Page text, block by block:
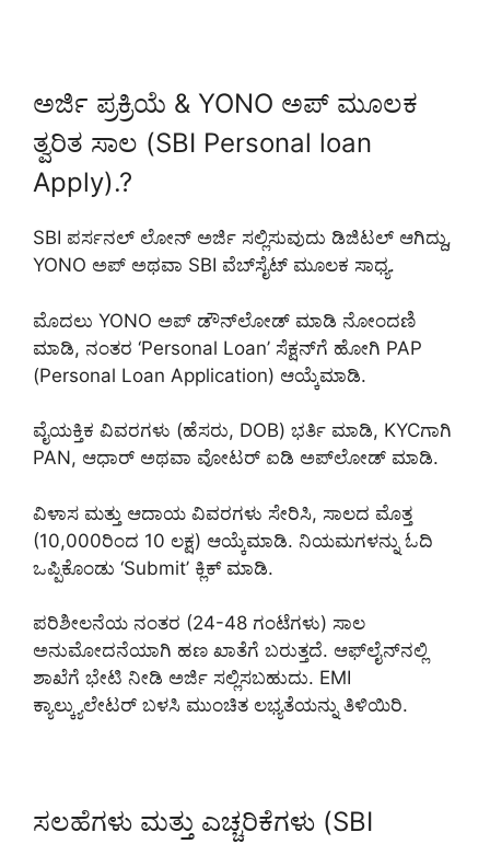
ಅರ್ಜಿ ಪ್ರಕ್ರಿಯೆ & YONO ಅಪ್ ಮೂಲಕ
ತ್ವರಿತ ಸಾಲ (SBI Personal loan
Apply).?
SBI ಪರ್ಸನಲ್ ಲೋನ್ ಅರ್ಜಿ ಸಲ್ಲಿಸುವುದು ಡಿಜಿಟಲ್ ಆಗಿದ್ದು,
YONO ಅಪ್ ಅಥವಾ SBI ವೆಬ್‌ಸೈಟ್ ಮೂಲಕ ಸಾಧ್ಯ.
ಮೊದಲು YONO ಅಪ್ ಡೌನ್‌ಲೋಡ್ ಮಾಡಿ ನೋಂದಣಿ
ಮಾಡಿ, ನಂತರ ‘Personal Loan’ ಸೆಕ್ಷನ್‌ಗೆ ಹೋಗಿ PAP
(Personal Loan Application) ಆಯ್ಕೆಮಾಡಿ.
ವೈಯಕ್ತಿಕ ವಿವರಗಳು (ಹೆಸರು, DOB) ಭರ್ತಿ ಮಾಡಿ, KYCಗಾಗಿ
PAN, ಆಧಾರ್ ಅಥವಾ ವೋಟರ್ ಐಡಿ ಅಪ್‌ಲೋಡ್ ಮಾಡಿ.
ವಿಳಾಸ ಮತ್ತು ಆದಾಯ ವಿವರಗಳು ಸೇರಿಸಿ, ಸಾಲದ ಮೊತ್ತ
(10,000ರಿಂದ 10 ಲಕ್ಷ) ಆಯ್ಕೆಮಾಡಿ. ನಿಯಮಗಳನ್ನು ಓದಿ
ಒಪ್ಪಿಕೊಂಡು ‘Submit’ ಕ್ಲಿಕ್ ಮಾಡಿ.
ಪರಿಶೀಲನೆಯ ನಂತರ (24-48 ಗಂಟೆಗಳು) ಸಾಲ
ಅನುಮೋದನೆಯಾಗಿ ಹಣ ಖಾತೆಗೆ ಬರುತ್ತದೆ. ಆಫ್‌ಲೈನ್‌ನಲ್ಲಿ
ಶಾಖೆಗೆ ಭೇಟಿ ನೀಡಿ ಅರ್ಜಿ ಸಲ್ಲಿಸಬಹುದು. EMI
ಕ್ಯಾಲ್ಕ್ಯುಲೇಟರ್ ಬಳಸಿ ಮುಂಚಿತ ಲಭ್ಯತೆಯನ್ನು ತಿಳಿಯಿರಿ.
ಸಲಹೆಗಳು ಮತ್ತು ಎಚ್ಚರಿಕೆಗಳು (SBI